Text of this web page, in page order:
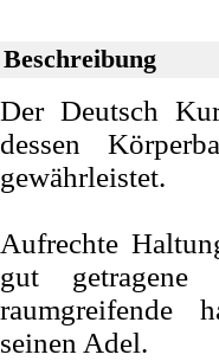
Beschreibung
Der Deutsch
dessen
gewährleistet.
Aufrechte
gut getragene
raumgreifende
seinen Adel.